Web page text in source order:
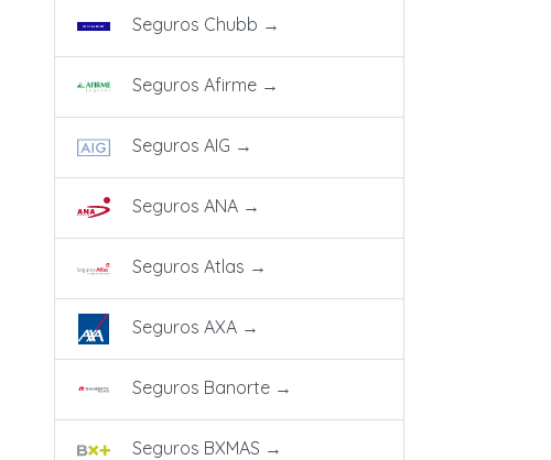
Seguros Chubb →
Seguros Afirme →
Seguros AIG →
Seguros ANA →
Seguros Atlas →
Seguros AXA →
Seguros Banorte →
Seguros BXMAS →